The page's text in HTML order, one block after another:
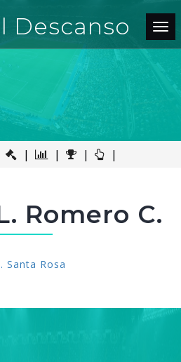
Descanso
| | | |
Romero C.
Santa Rosa